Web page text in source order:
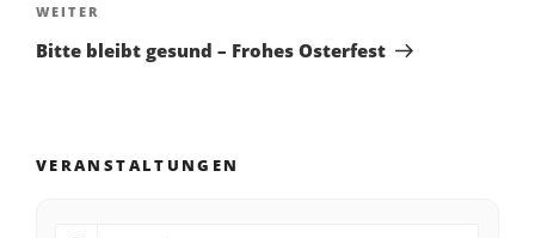
WEITER
Bitte bleibt gesund – Frohes Osterfest
VERANSTALTUNGEN